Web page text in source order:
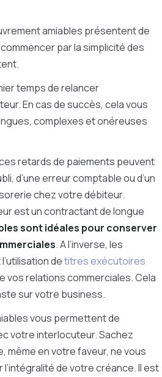
amiables présentent de
par la simplicité des
temps de relancer
En cas de succès, cela vous
complexes et onéreuses
retards de paiements peuvent
d’une erreur comptable ou d’un
chez votre débiteur.
est un contractant de longue
sont idéales pour conserver
. A l’inverse, les
detitres exécutoires
vos relations commerciales. Cela
sur votre business.
vous permettent de
votre interlocuteur. Sachez
même en votre faveur, ne vous
de votre créance. Il est